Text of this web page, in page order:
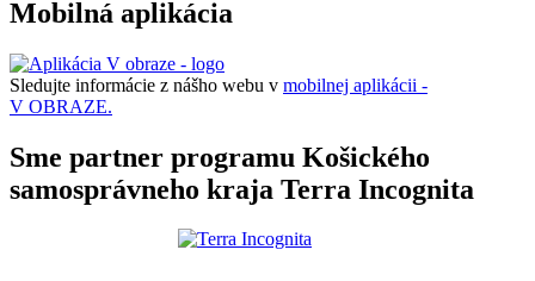
Mobilná aplikácia
Sledujte informácie z nášho webu v mobilnej aplikácii -
V OBRAZE.
Sme partner programu Košického
samosprávneho kraja Terra Incognita